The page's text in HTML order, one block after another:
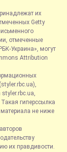
их
Getty
отмеченные
Украина», могут
Attribution
гиперссылка
не ниже
их правдивости.